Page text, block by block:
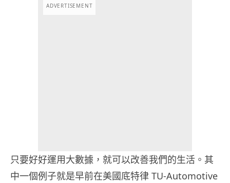
ADVERTISEMENT
只要好好運用大數據，就可以改善我們的生活。其
中一個例子就是早前在美國底特律 TU-Automotive